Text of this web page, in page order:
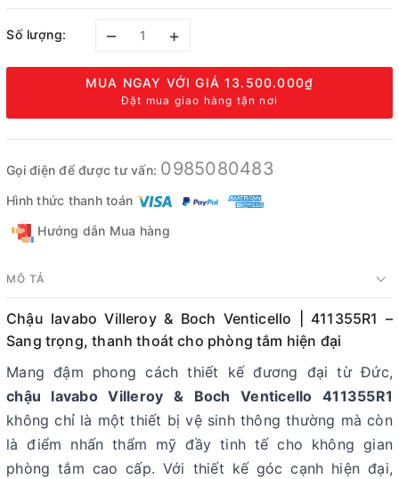
Số lượng: – +
MUA NGAY VỚI GIÁ13.500.000₫
Đặt mua giao hàng tận nơi
Gọi điện để được tư vấn: 0985080483
Hình thức thanh toán
Hướng dẫn Mua hàng
MÔ TẢ
Chậu lavabo Villeroy & Boch Venticello | 411355R1 –
Sang trọng, thanh thoát cho phòng tắm hiện đại
Mang đậm phong cách thiết kế đương đại từ Đức,
chậu lavabo Villeroy & Boch Venticello 411355R1
không chỉ là một thiết bị vệ sinh thông thường mà còn
là điểm nhấn thẩm mỹ đầy tinh tế cho không gian
phòng tắm cao cấp. Với thiết kế góc cạnh hiện đại,